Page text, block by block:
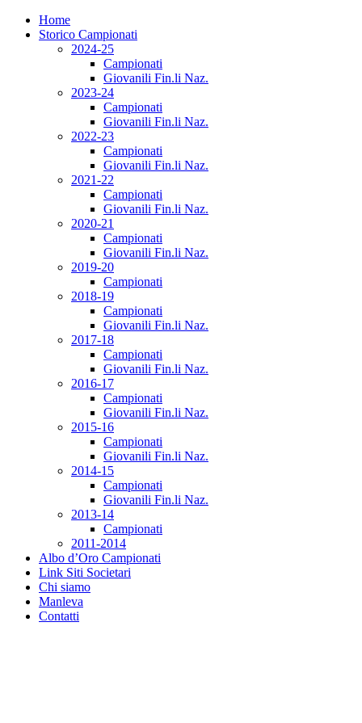
Home
Storico Campionati
2024-25
Campionati
Giovanili Fin.li Naz.
2023-24
Campionati
Giovanili Fin.li Naz.
2022-23
Campionati
Giovanili Fin.li Naz.
2021-22
Campionati
Giovanili Fin.li Naz.
2020-21
Campionati
Giovanili Fin.li Naz.
2019-20
Campionati
2018-19
Campionati
Giovanili Fin.li Naz.
2017-18
Campionati
Giovanili Fin.li Naz.
2016-17
Campionati
Giovanili Fin.li Naz.
2015-16
Campionati
Giovanili Fin.li Naz.
2014-15
Campionati
Giovanili Fin.li Naz.
2013-14
Campionati
2011-2014
Albo d’Oro Campionati
Link Siti Societari
Chi siamo
Manleva
Contatti